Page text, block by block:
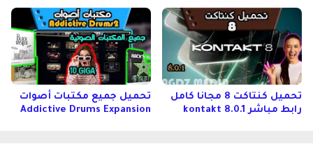
تحميل كنتاكت 8 مجانا كامل
رابط مباشر kontakt 8.0.1
تحميل جميع مكتبات أصوات
Addictive Drums Expansion